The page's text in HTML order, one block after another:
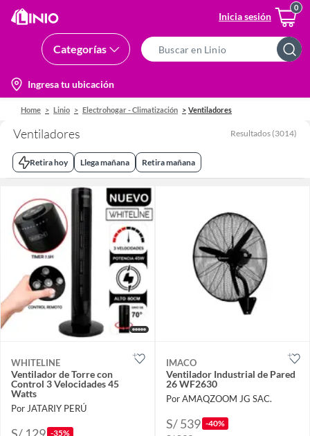
Inicia sesión
Categorías
Bar
location-
icon
Ingresa tu ubicación
Home Linio Electrohogar - Climatización Ventiladores
Ventiladores Resultados (3014)
Retira hoy Llega mañana Retira mañana
WHITELINE
Ventilador de Torre con
Control 3 Velocidades 45
Watts
Por JATARIY PERÚ
-35%
IMACO
Ventilador Industrial de Pared
26 WF2630
Por AMAQZOOM JG SAC.
S/ 539 -40%